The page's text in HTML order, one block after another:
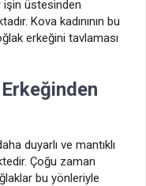
işin üstesinden
Kova kadınının bu
erkeğini tavlaması
Erkeğinden
duyarlı ve mantıklı
Çoğu zaman
bu yönleriyle